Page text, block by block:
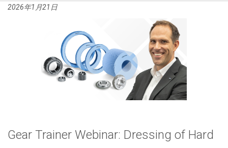
2026年1月21日
Gear Trainer Webinar: Dressing of Hard